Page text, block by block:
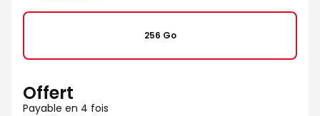
256 Go
Offert
Payable en 4 fois